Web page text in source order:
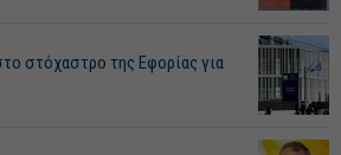
στόχαστρο της Εφορίας για